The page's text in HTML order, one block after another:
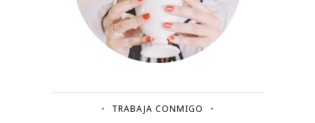
TRABAJA CONMIGO